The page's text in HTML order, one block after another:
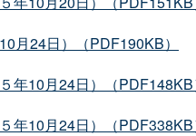
月24日）（PDF190KB）
年10月24日）（PDF148KB
年10月24日）（PDF338KB